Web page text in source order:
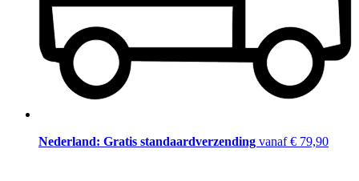
Nederland: Gratis standaardverzending vanaf € 79,90